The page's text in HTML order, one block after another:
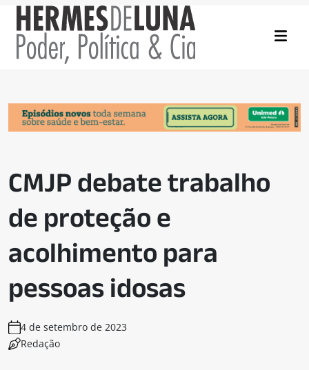
CMJP debate trabalho
de proteção e
acolhimento para
pessoas idosas
4 de setembro de 2023
Redação